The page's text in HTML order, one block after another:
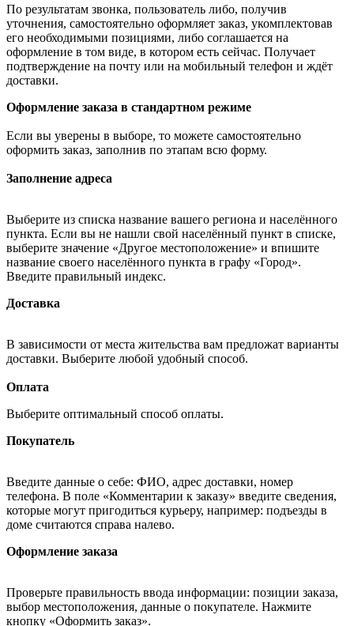
По результатам звонка, пользователь либо, получив
уточнения, самостоятельно оформляет заказ, укомплектовав
его необходимыми позициями, либо соглашается на
оформление в том виде, в котором есть сейчас. Получает
подтверждение на почту или на мобильный телефон и ждёт
доставки.
Оформление заказа в стандартном режиме
Если вы уверены в выборе, то можете самостоятельно
оформить заказ, заполнив по этапам всю форму.
Заполнение адреса
Выберите из списка название вашего региона и населённого
пункта. Если вы не нашли свой населённый пункт в списке,
выберите значение «Другое местоположение» и впишите
название своего населённого пункта в графу «Город».
Введите правильный индекс.
Доставка
В зависимости от места жительства вам предложат варианты
доставки. Выберите любой удобный способ.
Оплата
Выберите оптимальный способ оплаты.
Покупатель
Введите данные о себе: ФИО, адрес доставки, номер
телефона. В поле «Комментарии к заказу» введите сведения,
которые могут пригодиться курьеру, например: подъезды в
доме считаются справа налево.
Оформление заказа
Проверьте правильность ввода информации: позиции заказа,
выбор местоположения, данные о покупателе. Нажмите
кнопку «Оформить заказ».